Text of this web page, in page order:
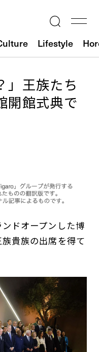
Lifestyle
」王族たち
開館式典で
ドオープンした博
貴族の出席を得て